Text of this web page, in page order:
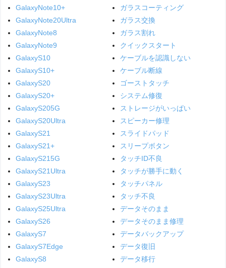
GalaxyNote10+
GalaxyNote20Ultra
GalaxyNote8
GalaxyNote9
GalaxyS10
GalaxyS10+
GalaxyS20
GalaxyS20+
GalaxyS205G
GalaxyS20Ultra
GalaxyS21
GalaxyS21+
GalaxyS215G
GalaxyS21Ultra
GalaxyS23
GalaxyS23Ultra
GalaxyS25Ultra
GalaxyS26
GalaxyS7
GalaxyS7Edge
GalaxyS8
ガラスコーティング
ガラス交換
ガラス割れ
クイックスタート
ケーブルを認識しない
ケーブル断線
ゴーストタッチ
システム修復
ストレージがいっぱい
スピーカー修理
スライドパッド
スリープボタン
タッチID不良
タッチが勝手に動く
タッチパネル
タッチ不良
データそのまま
データそのまま修理
データバックアップ
データ復旧
データ移行